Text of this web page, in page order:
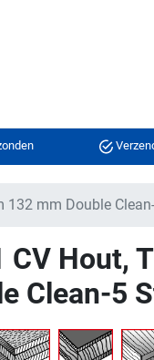
mm Double
CV Hout,
Clean-5